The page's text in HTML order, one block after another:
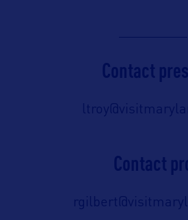
Contact
Contact